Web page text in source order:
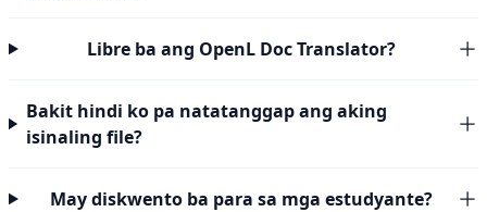
Libre ba ang OpenL Doc Translator?
Bakit hindi ko pa natatanggap ang aking
isinaling file?
May diskwento ba para sa mga estudyante?